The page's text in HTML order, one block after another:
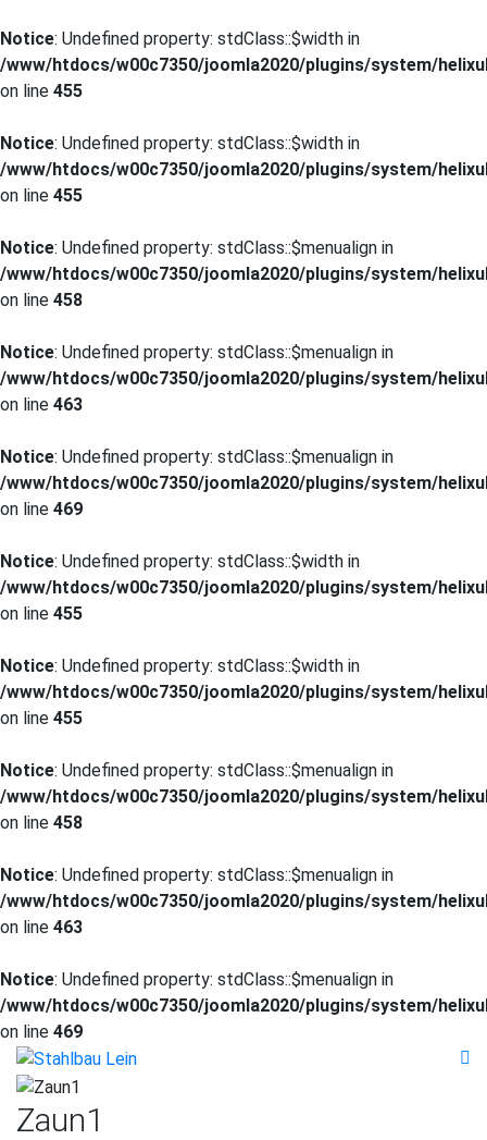
Notice: Undefined property: stdClass::$width in
/www/htdocs/w00c7350/joomla2020/plugins/system/
on line 455
Notice: Undefined property: stdClass::$width in
/www/htdocs/w00c7350/joomla2020/plugins/system/
on line 455
Notice: Undefined property: stdClass::$menualign in
/www/htdocs/w00c7350/joomla2020/plugins/system/
on line 458
Notice: Undefined property: stdClass::$menualign in
/www/htdocs/w00c7350/joomla2020/plugins/system/
on line 463
Notice: Undefined property: stdClass::$menualign in
/www/htdocs/w00c7350/joomla2020/plugins/system/
on line 469
Notice: Undefined property: stdClass::$width in
/www/htdocs/w00c7350/joomla2020/plugins/system/
on line 455
Notice: Undefined property: stdClass::$width in
/www/htdocs/w00c7350/joomla2020/plugins/system/
on line 455
Notice: Undefined property: stdClass::$menualign in
/www/htdocs/w00c7350/joomla2020/plugins/system/
on line 458
Notice: Undefined property: stdClass::$menualign in
/www/htdocs/w00c7350/joomla2020/plugins/system/
on line 463
Notice: Undefined property: stdClass::$menualign in
/www/htdocs/w00c7350/joomla2020/plugins/system/
on line 469
Zaun1